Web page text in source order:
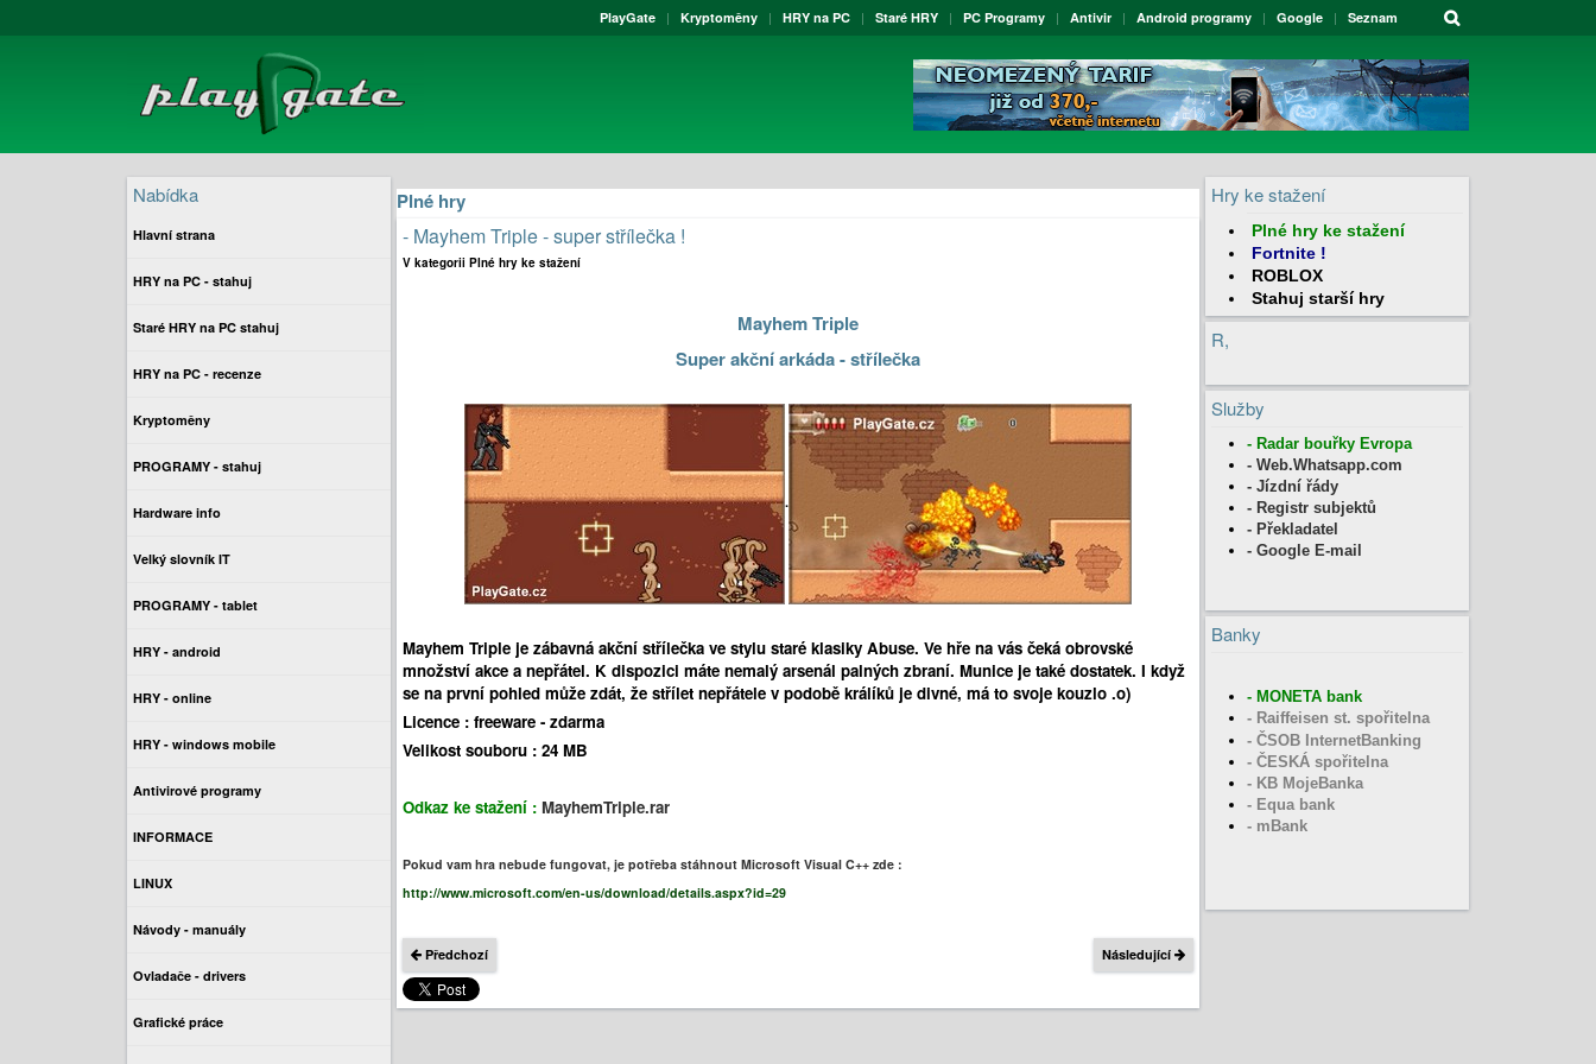
PlayGate Kryptoměny HRY na PC Staré HRY PC Programy Antivir Android programy Google Seznam
Plné hry
- Mayhem Triple - super střílečka !
V kategorii Plné hry ke stažení
Mayhem Triple
Super akční arkáda - střílečka
.
Mayhem Triple je zábavná akční střílečka ve stylu staré klasiky Abuse. Ve hře na vás čeká obrovské
množství akce a nepřátel. K dispozici máte nemalý arsenál palných zbraní. Munice je také dostatek. I když
se na první pohled může zdát, že střílet nepřátele v podobě králíků je divné, má to svoje kouzlo .o)
Licence : freeware - zdarma
Velikost souboru : 24 MB
Odkaz ke stažení : MayhemTriple.rar
Pokud vam hra nebude fungovat, je potřeba stáhnout Microsoft Visual C++ zde :
http://www.microsoft.com/en-us/download/details.aspx?id=29
Předchozí Následující
Nabídka
Hlavní strana
HRY na PC - stahuj
Staré HRY na PC stahuj
HRY na PC - recenze
Kryptoměny
PROGRAMY - stahuj
Hardware info
Velký slovník IT
PROGRAMY - tablet
HRY - android
HRY - online
HRY - windows mobile
Antivirové programy
INFORMACE
LINUX
Návody - manuály
Ovladače - drivers
Grafické práce
Hry ke stažení
Plné hry ke stažení
Fortnite !
ROBLOX
Stahuj starší hry
R,
Služby
- Radar bouřky Evropa
- Web.Whatsapp.com
- Jízdní řády
- Registr subjektů
- Překladatel
- Google E-mail
Banky
- MONETA bank
- Raiffeisen st. spořitelna
- ČSOB InternetBanking
- ČESKÁ spořitelna
- KB MojeBanka
- Equa bank
- mBank